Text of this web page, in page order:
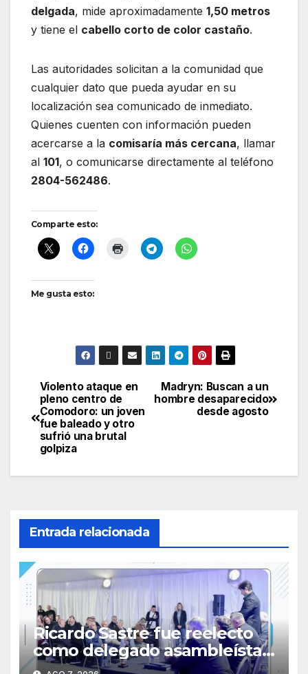
delgada, mide aproximadamente 1,50 metros
y tiene el cabello corto de color castaño.
Las autoridades solicitan a la comunidad que
cualquier dato que pueda ayudar en su
localización sea comunicado de inmediato.
Quienes cuenten con información pueden
acercarse a la comisaría más cercana, llamar
al 101, o comunicarse directamente al teléfono
2804-562486.
Comparte esto:
Me gusta esto:
Navegación
de
entradas
Madryn: Buscan a un
hombre desaparecido
desde agosto
Violento ataque en
pleno centro de
Comodoro: un joven
fue baleado y otro
sufrió una brutal
golpiza
Entrada relacionada
Ricardo Sastre fue reelecto
como delegado asambleísta
de la Primera Nacional en